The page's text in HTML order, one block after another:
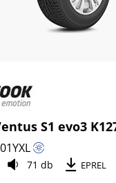
S1 evo3
YXL
71 db EPREL